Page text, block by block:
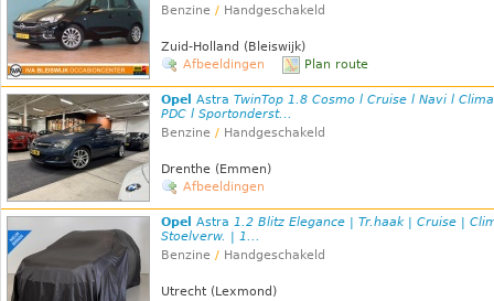
Benzine / Handgeschakeld
Zuid-Holland (Bleiswijk)
Afbeeldingen
Plan route
Opel Astra TwinTop 1.8 Cosmo l Cruise l Navi l
PDC l Sportonderst...
Benzine / Handgeschakeld
Drenthe (Emmen)
Afbeeldingen
Opel Astra 1.2 Blitz Elegance | Tr.haak | Cruise |
Stoelverw. | 1...
Benzine / Handgeschakeld
Utrecht (Lexmond)